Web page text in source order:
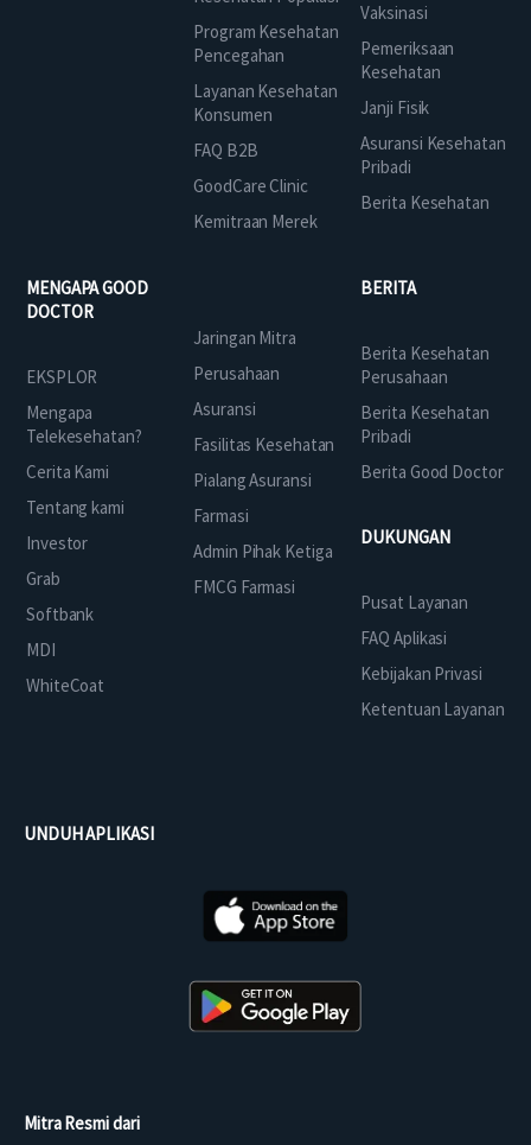
Program Kesehatan
Pencegahan
Layanan Kesehatan
Konsumen
FAQ B2B
GoodCare Clinic
Kemitraan Merek
Vaksinasi
Pemeriksaan
Kesehatan
Janji Fisik
Asuransi Kesehatan
Pribadi
Berita Kesehatan
MENGAPA GOOD
DOCTOR
EKSPLOR
Mengapa
Telekesehatan?
Cerita Kami
Tentang kami
Investor
Grab
Softbank
MDI
WhiteCoat
Jaringan Mitra
Perusahaan
Asuransi
Fasilitas Kesehatan
Pialang Asuransi
Farmasi
Admin Pihak Ketiga
FMCG Farmasi
BERITA
Berita Kesehatan
Perusahaan
Berita Kesehatan
Pribadi
Berita Good Doctor
DUKUNGAN
Pusat Layanan
FAQ Aplikasi
Kebijakan Privasi
Ketentuan Layanan
UNDUH APLIKASI
Mitra Resmi dari